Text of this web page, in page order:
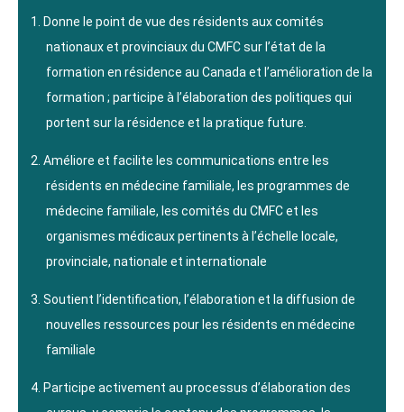
Donne le point de vue des résidents aux comités
nationaux et provinciaux du CMFC sur l’état de la
formation en résidence au Canada et l’amélioration de la
formation ; participe à l’élaboration des politiques qui
portent sur la résidence et la pratique future.
Améliore et facilite les communications entre les
résidents en médecine familiale, les programmes de
médecine familiale, les comités du CMFC et les
organismes médicaux pertinents à l’échelle locale,
provinciale, nationale et internationale
Soutient l’identification, l’élaboration et la diffusion de
nouvelles ressources pour les résidents en médecine
familiale
Participe activement au processus d’élaboration des